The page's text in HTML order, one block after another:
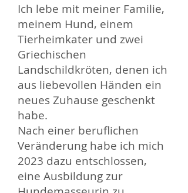
Ich lebe mit meiner Familie,
meinem Hund, einem
Tierheimkater und zwei
Griechischen
Landschildkröten, denen ich
aus liebevollen Händen ein
neues Zuhause geschenkt
habe.
Nach einer beruflichen
Veränderung habe ich mich
2023 dazu entschlossen,
eine Ausbildung zur